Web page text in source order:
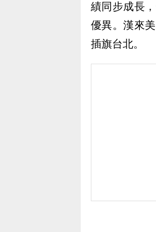
績同步成長
優異。漢來
插旗台北。